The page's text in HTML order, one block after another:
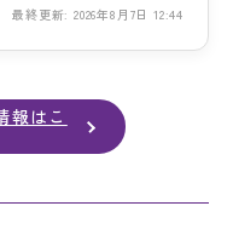
最終更新: 2026年8月7日 12:44
報はこ